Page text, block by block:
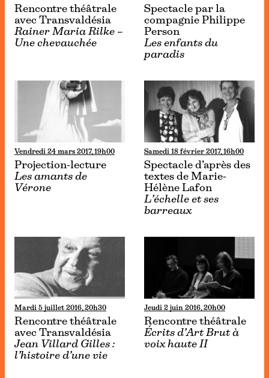
Rencontre théâtrale
avec Transvaldésia
Rainer Maria Rilke –
Une chevauchée
Spectacle par la
compagnie Philippe
Person
Les enfants du
paradis
Vendredi 24 mars 2017, 19h00
Projection-lecture
Les amants de
Vérone
Samedi 18 février 2017, 16h00
Spectacle d’après des
textes de Marie-
Hélène Lafon
L’échelle et ses
barreaux
Mardi 5 juillet 2016, 20h30
Rencontre théâtrale
avec Transvaldésia
Jean Villard Gilles :
l’histoire d’une vie
Jeudi 2 juin 2016, 20h00
Rencontre théâtrale
Écrits d’Art Brut à
voix haute II